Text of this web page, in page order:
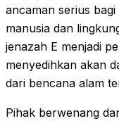
ancaman serius
manusia dan
jenazah E menjadi
menyedihkan akan
dari bencana alam
Pihak berwenang